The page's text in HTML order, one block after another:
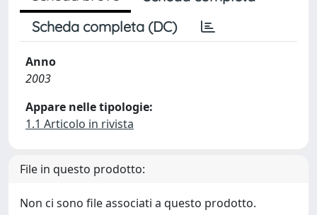
Scheda completa (DC)
Anno
2003
Appare nelle tipologie:
1.1 Articolo in rivista
File in questo prodotto:
Non ci sono file associati a questo prodotto.